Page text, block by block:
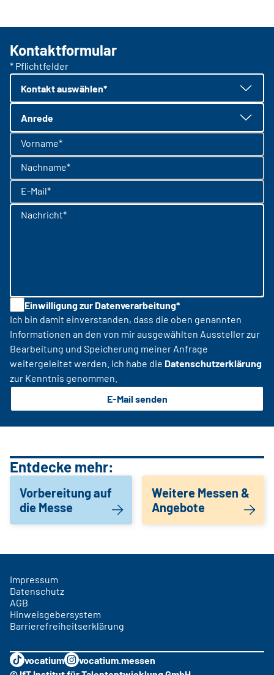
Kontaktformular
* Pflichtfelder
Kontakt auswählen*
Anrede
Vorname*
Nachname*
E-Mail*
Nachricht*
Einwilligung zur Datenverarbeitung*
Ich bin damit einverstanden, dass die oben genannten
Informationen an den von mir ausgewählten Aussteller zur
Bearbeitung und Speicherung meiner Anfrage
weitergeleitet werden. Ich habe die Datenschutzerklärung
zur Kenntnis genommen.
E-Mail senden
Entdecke mehr:
Vorbereitung auf
die Messe
Weitere Messen &
Angebote
Impressum
Datenschutz
AGB
Hinweisgebersystem
Barrierefreiheitserklärung
vocatium
vocatium.messen